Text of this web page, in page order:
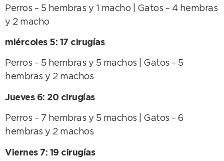
Perros – 5 hembras y 1 macho | Gatos – 4 hembras
y 2 macho
miércoles 5: 17 cirugías
Perros – 5 hembras y 5 machos | Gatos – 5
hembras y 2 machos
Jueves 6: 20 cirugías
Perros – 7 hembras y 5 machos | Gatos – 6
hembras y 2 machos
Viernes 7: 19 cirugías